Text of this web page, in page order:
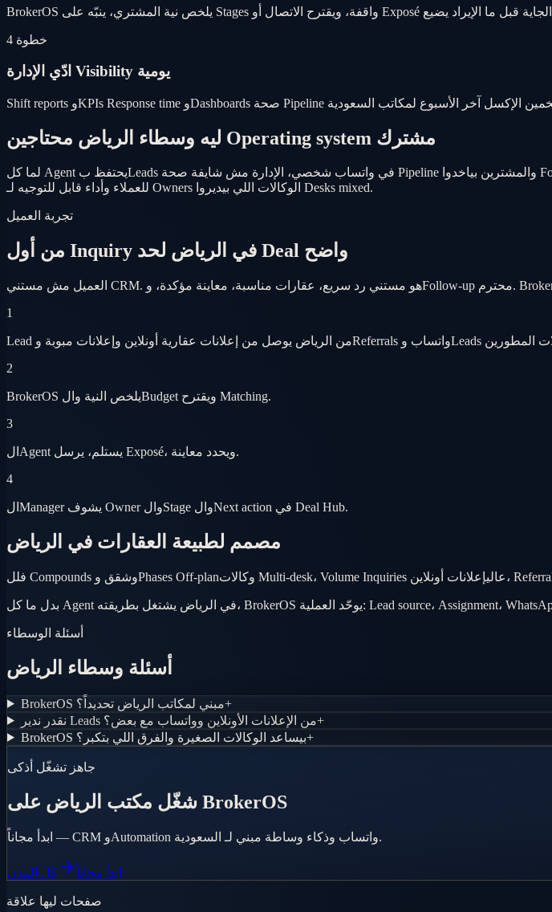
خطوة 4
ادّي الإدارة Visibility يومية
ليه وسطاء الرياض محتاجين Operating system مشترك
لما كل Agent يحتفظ بLeads في واتساب شخصي، الإدارة مش شايفة صحة Pipeline والمشترين بياخدوا Follow-up inconsistent في عاصمة Velocity Inquiries عالية. OS مشترك بيصلح الاتنين — رد أسرع
للعملاء وأداء قابل للتوجيه لـ Owners الوكالات اللي بيديروا Desks mixed.
تجربة العميل
من أول Inquiry في الرياض لحد Deal واضح
1
2
BrokerOS يلخص النية والBudget ويقترح Matching.
3
الAgent يستلم، يرسل Exposé، ويحدد معاينة.
4
الManager يشوف Owner والStage والNext action في Deal Hub.
مصمم لطبيعة العقارات في الرياض
فلل Compounds وشقق وPhases Off-plan وكالات Multi-desk، Volume Inquiries عالي
أسئلة الوسطاء
أسئلة وسطاء الرياض
BrokerOS مبني لمكاتب الرياض تحديداً؟+
نقدر ندير Leads من الإعلانات الأونلاين وواتساب مع بعض؟+
BrokerOS بيساعد الوكالات الصغيرة والفرق اللي بتكبر؟+
جاهز تشغّل أذكى
شغّل مكتب الرياض على BrokerOS
ابدأ مجاناً — CRM وAutomation واتساب وذكاء وساطة مبني لـ السعودية.
ابدأ مجاناً كل المدن
صفحات ليها علاقة